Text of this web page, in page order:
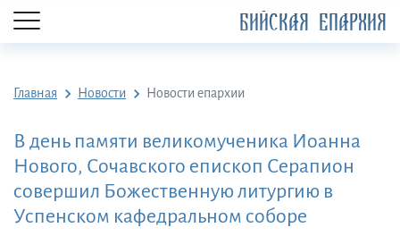
БИЙСКАЯ ЕПАРХИЯ
Главная Новости Новости епархии
В день памяти великомученика Иоанна
Нового, Сочавского епископ Серапион
совершил Божественную литургию в
Успенском кафедральном соборе